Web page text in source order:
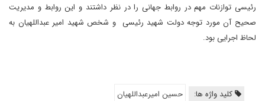
رئیسی توازنات مهم در روابط جهانی را در نظر داشتند و این روابط و مدیریت
صحیح آن مورد توجه دولت شهید رئیسی و شخص شهید امیر عبداللهیان به
لحاظ اجرایی بود.
کلید واژه ها:
حسین امیرعبداللهیان